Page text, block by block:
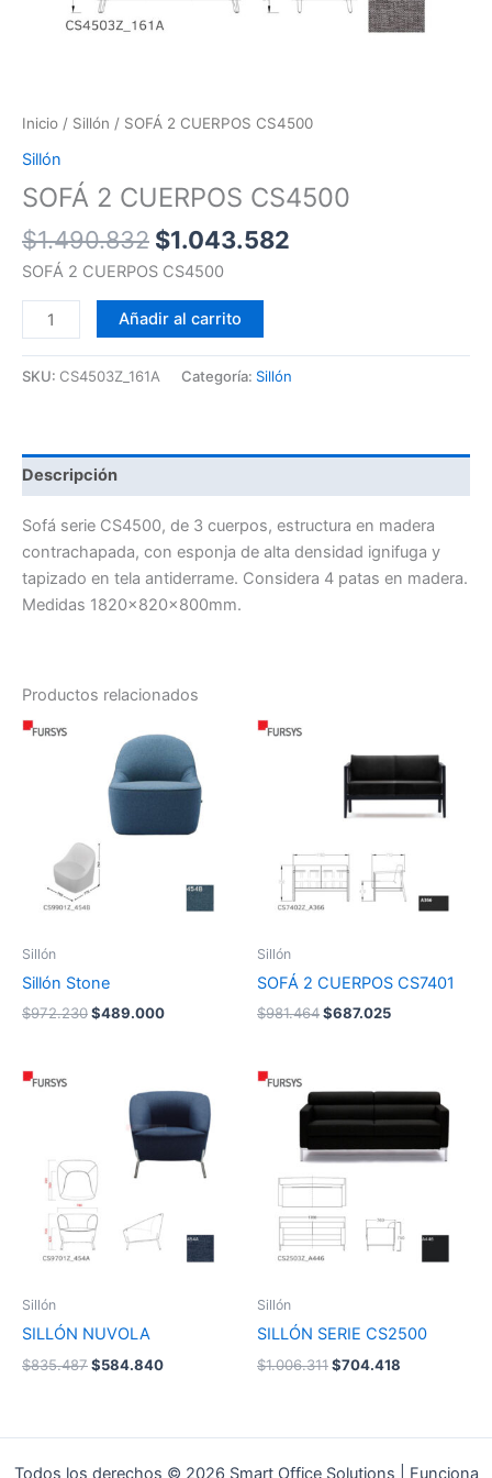
Inicio / Sillón / SOFÁ 2 CUERPOS CS4500
Sillón
SOFÁ 2 CUERPOS CS4500
$1.490.832 $1.043.582
SOFÁ 2 CUERPOS CS4500
Añadir al carrito
SKU: CS4503Z_161A Categoría: Sillón
Descripción
Sofá serie CS4500, de 3 cuerpos, estructura en madera
contrachapada, con esponja de alta densidad ignifuga y
tapizado en tela antiderrame. Considera 4 patas en madera.
Medidas 1820x820x800mm.
Productos relacionados
Sillón
Sillón Stone
$972.230
precio
original
era:
$972.230.
$489.000
precio
actual
es:
$489.000.
Sillón
SOFÁ 2 CUERPOS CS7401
$981.464
original
era:
$981.464.
$687.025
actual
es:
$687.025.
Sillón
SILLÓN NUVOLA
$835.487
precio
original
$835.487.
$584.840
precio
actual
es:
$584.840.
Sillón
SILLÓN SERIE CS2500
$1.006.311
precio
original
$1.006.311.
$704.418
precio
actual
$704.418.
Todos los derechos © 2026 Smart Office Solutions | Funciona